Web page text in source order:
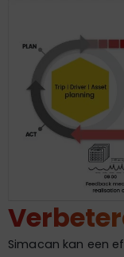
Simacan kan een